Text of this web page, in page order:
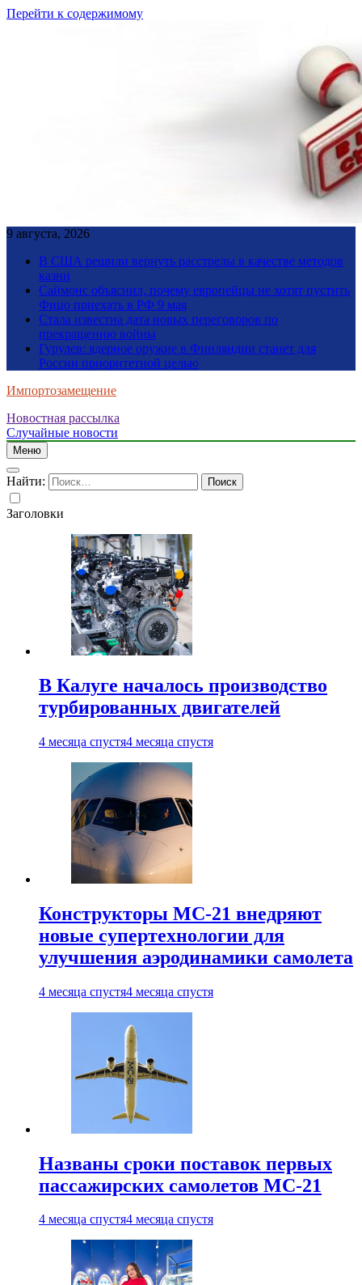
Перейти к содержимому
9 августа, 2026
В США решили вернуть расстрелы в качестве методов
казни
Саймонс объяснил, почему европейцы не хотят пустить
Фицо приехать в РФ 9 мая
Стала известна дата новых переговоров по
прекращению войны
Гурулев: ядерное оружие в Финляндии станет для
России приоритетной целью
Импортозамещение
Новостная рассылка
Случайные новости
Меню
Найти:
Заголовки
В Калуге началось производство
турбированных двигателей
4 месяца спустя4 месяца спустя
Конструкторы МС-21 внедряют
новые супертехнологии для
улучшения аэродинамики самолета
4 месяца спустя4 месяца спустя
Названы сроки поставок первых
пассажирских самолетов МС-21
4 месяца спустя4 месяца спустя